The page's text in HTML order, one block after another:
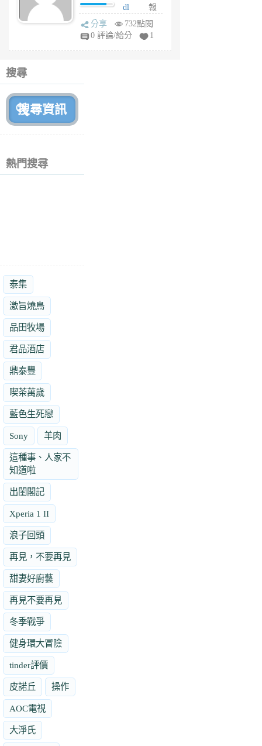
前
dl
sq
fy
報
分享
732點閱
0 評論/給分
1
搜尋
熱門搜尋
泰集
激旨燒鳥
品田牧場
君品酒店
鼎泰豐
喫茶萬歲
藍色生死戀
Sony 羊肉
這種事、人家不
知道啦
出閨閣記
Xperia 1 II
浪子回頭
再見，不要再見
甜妻好廚藝
再見不要再見
冬季戰爭
健身環大冒險
tinder評價
皮諾丘 操作
AOC電視
大淨氏